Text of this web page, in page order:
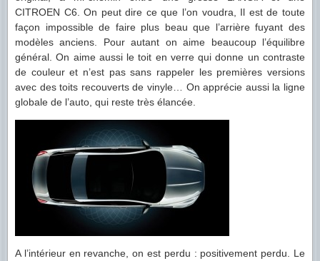
CITROEN C6. On peut dire ce que l’on voudra, Il est de toute
façon impossible de faire plus beau que l’arrière fuyant des
modèles anciens. Pour autant on aime beaucoup l’équilibre
général. On aime aussi le toit en verre qui donne un contraste
de couleur et n’est pas sans rappeler les premières versions
avec des toits recouverts de vinyle… On apprécie aussi la ligne
globale de l’auto, qui reste très élancée.
A l’intérieur en revanche, on est perdu : positivement perdu. Le